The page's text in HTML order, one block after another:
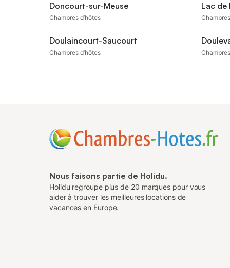
Doncourt-sur-Meuse
Chambres d’hôtes
Lac de
Doulaincourt-Saucourt
Chambres d’hôtes
Nous faisons partie de Holidu.
Holidu regroupe plus de 20 marques pour vous
aider à trouver les meilleures locations de
vacances en Europe.